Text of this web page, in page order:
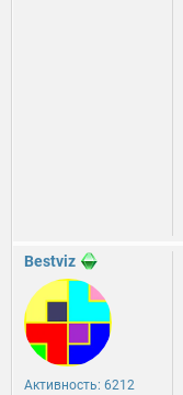
Bestviz
Активность: 6212